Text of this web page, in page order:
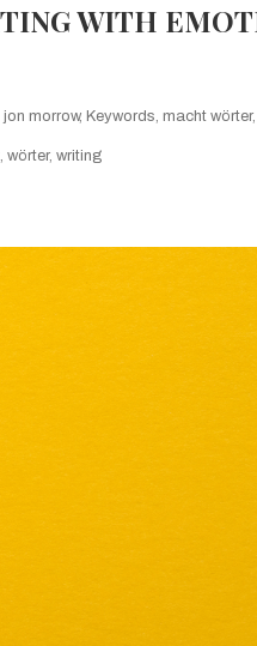
WITH
jon morrow, Keywords, macht wörter,
, wörter, writing